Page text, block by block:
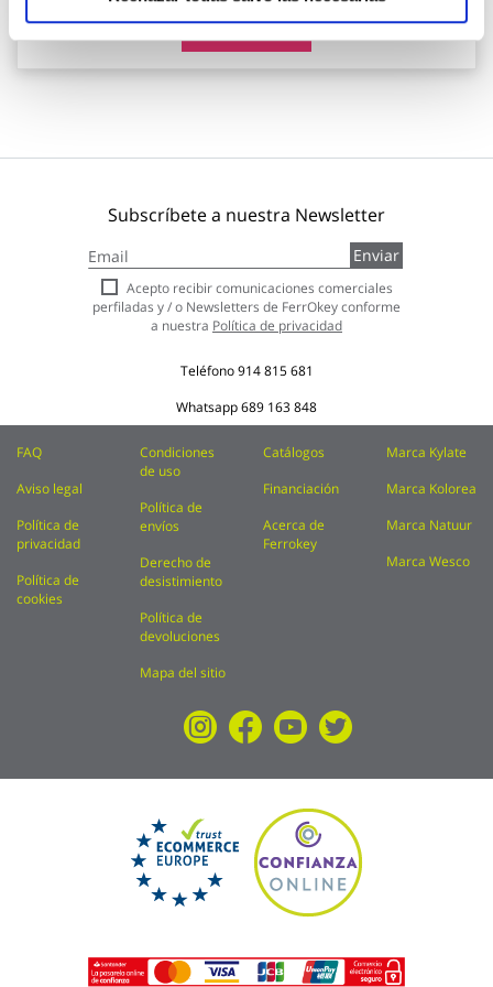
Subscríbete a nuestra Newsletter
a
nuestro
boletín
de
Enviar
Acepto recibir comunicaciones comerciales
perfiladas y / o Newsletters de FerrOkey conforme
a nuestra Política de privacidad
Teléfono914 815 681
Whatsapp689 163 848
FAQ
Aviso legal
Política de
privacidad
Política de
cookies
Condiciones
de uso
Política de
envíos
Derecho de
desistimiento
Política de
devoluciones
Mapa del sitio
Catálogos
Financiación
Acerca de
Ferrokey
Marca Kylate
Marca Kolorea
Marca Natuur
Marca Wesco